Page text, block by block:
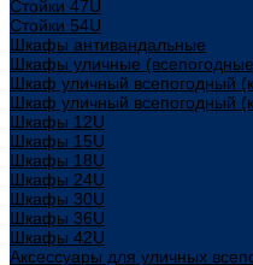
Стойки 47U
Стойки 54U
Шкафы антивандальные
Шкафы уличные
Шкаф уличный всепогодный
Шкаф уличный всепогодный
Шкафы 12U
Шкафы 15U
Шкафы 18U
Шкафы 24U
Шкафы 30U
Шкафы 36U
Шкафы 42U
Аксессуары для уличных